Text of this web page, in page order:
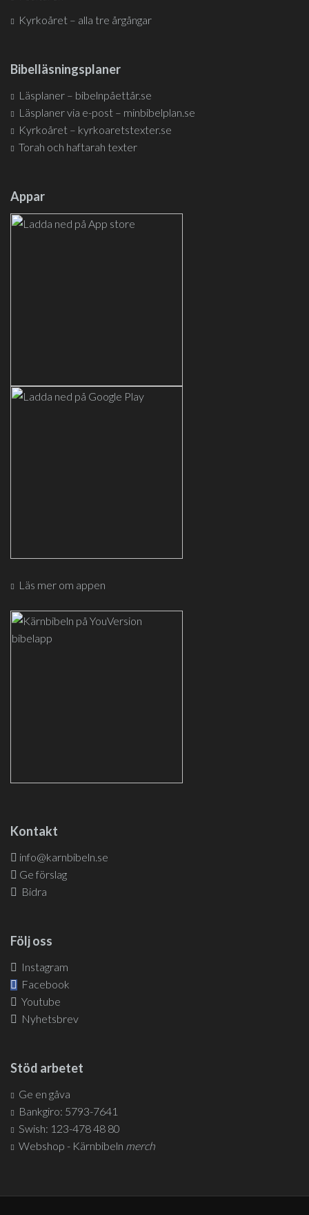
Kyrkoåret – alla tre årgångar
Bibelläsningsplaner
Läsplaner – bibelnpåettår.se
Läsplaner via e-post – minbibelplan.se
Kyrkoåret – kyrkoaretstexter.se
Torah och haftarah texter
Appar
Läs mer om appen
Kontakt
info@karnbibeln.se
Ge förslag
Bidra
Följ oss
Instagram
Facebook
Youtube
Nyhetsbrev
Stöd arbetet
Ge en gåva
Bankgiro: 5793-7641
Swish: 123-478 48 80
Webshop - Kärnbibeln merch